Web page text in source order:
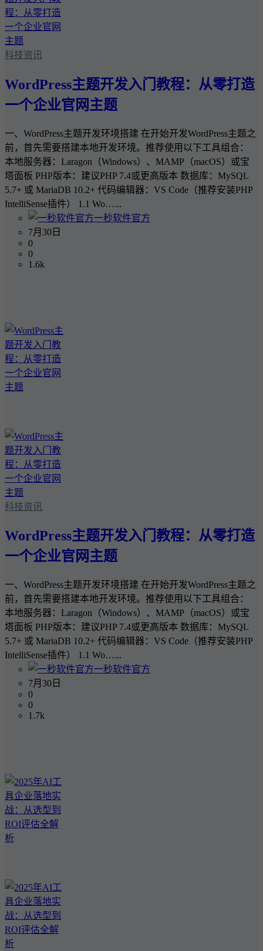
科技资讯
WordPress主题开发入门教程：从零打造
一个企业官网主题
一、WordPress主题开发环境搭建 在开始开发WordPress主题之
前，首先需要搭建本地开发环境。推荐使用以下工具组合：
本地服务器：Laragon（Windows）、MAMP（macOS）或宝
塔面板 PHP版本：建议PHP 7.4或更高版本 数据库：MySQL
5.7+ 或 MariaDB 10.2+ 代码编辑器：VS Code（推荐安装PHP
IntelliSense插件） 1.1 Wo…...
一秒软件官方
7月30日
0
0
1.6k
科技资讯
WordPress主题开发入门教程：从零打造
一个企业官网主题
一、WordPress主题开发环境搭建 在开始开发WordPress主题之
前，首先需要搭建本地开发环境。推荐使用以下工具组合：
本地服务器：Laragon（Windows）、MAMP（macOS）或宝
塔面板 PHP版本：建议PHP 7.4或更高版本 数据库：MySQL
5.7+ 或 MariaDB 10.2+ 代码编辑器：VS Code（推荐安装PHP
IntelliSense插件） 1.1 Wo…...
一秒软件官方
7月30日
0
0
1.7k